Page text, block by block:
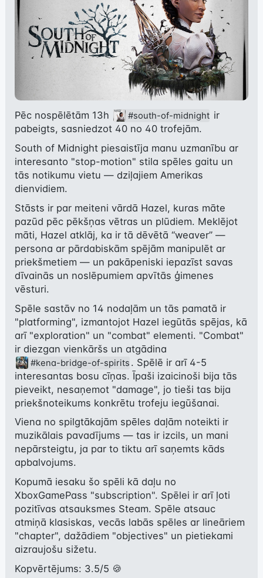
Pēc nospēlētām 13h #south-of-midnight ir
pabeigts, sasniedzot 40 no 40 trofejām.
South of Midnight piesaistīja manu uzmanību ar
interesanto "stop-motion" stila spēles gaitu un
tās notikumu vietu — dziļajiem Amerikas
dienvidiem.
Stāsts ir par meiteni vārdā Hazel, kuras māte
pazūd pēc pēkšņas vētras un plūdiem. Meklējot
māti, Hazel atklāj, ka ir tā dēvētā “weaver” —
persona ar pārdabiskām spējām manipulēt ar
priekšmetiem — un pakāpeniski iepazīst savas
dīvainās un noslēpumiem apvītās ģimenes
vēsturi.
Spēle sastāv no 14 nodaļām un tās pamatā ir
"platforming", izmantojot Hazel iegūtās spējas, kā
arī "exploration" un "combat" elementi. "Combat"
ir diezgan vienkāršs un atgādina
#kena-bridge-of-spirits . Spēlē ir arī 4-5
interesantas bosu cīņas. Īpaši izaicinoši bija tās
pieveikt, nesaņemot "damage", jo tieši tas bija
priekšnoteikums konkrētu trofeju iegūšanai.
Viena no spilgtākajām spēles daļām noteikti ir
muzikālais pavadījums — tas ir izcils, un mani
nepārsteigtu, ja par to tiktu arī saņemts kāds
apbalvojums.
Kopumā iesaku šo spēli kā daļu no
XboxGamePass "subscription". Spēlei ir arī ļoti
pozitīvas atsauksmes Steam. Spēle atsauc
atmiņā klasiskas, vecās labās spēles ar lineāriem
"chapter", dažādiem "objectives" un pietiekami
aizraujošu sižetu.
Kopvērtējums: 3.5/5 🍪